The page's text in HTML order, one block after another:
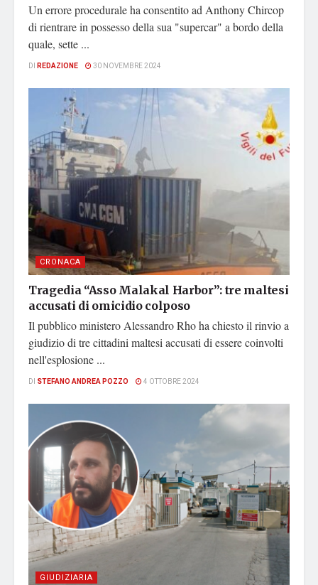
Un errore procedurale ha consentito ad Anthony Chircop
di rientrare in possesso della sua "supercar" a bordo della
quale, sette ...
DI REDAZIONE 30 NOVEMBRE 2024
CRONACA
Tragedia “Asso Malakal Harbor”: tre maltesi
accusati di omicidio colposo
Il pubblico ministero Alessandro Rho ha chiesto il rinvio a
giudizio di tre cittadini maltesi accusati di essere coinvolti
nell'esplosione ...
DI STEFANO ANDREA POZZO 4 OTTOBRE 2024
GIUDIZIARIA